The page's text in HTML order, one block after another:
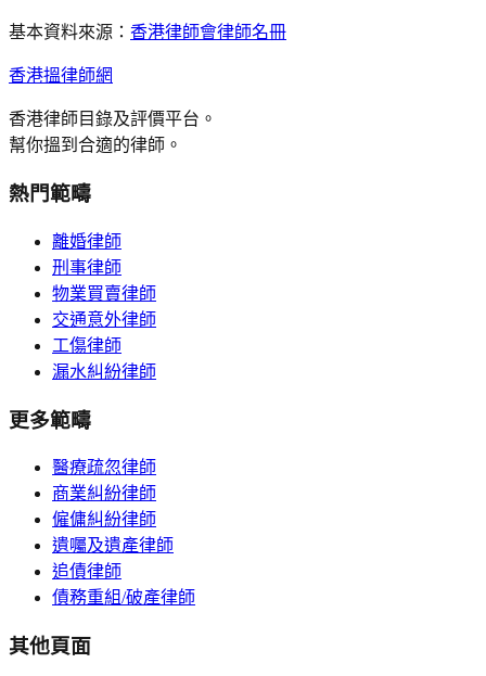
基本資料來源： 香港律師會律師名冊
香港搵律師網
香港律師目錄及評價平台。
幫你搵到合適的律師。
熱門範疇
離婚律師
刑事律師
物業買賣律師
交通意外律師
工傷律師
漏水糾紛律師
更多範疇
醫療疏忽律師
商業糾紛律師
僱傭糾紛律師
遺囑及遺產律師
追債律師
債務重組/破產律師
其他頁面